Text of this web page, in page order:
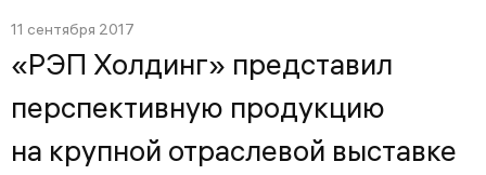
11 сентября 2017
«РЭП Холдинг» представил
перспективную продукцию
на крупной отраслевой выставке